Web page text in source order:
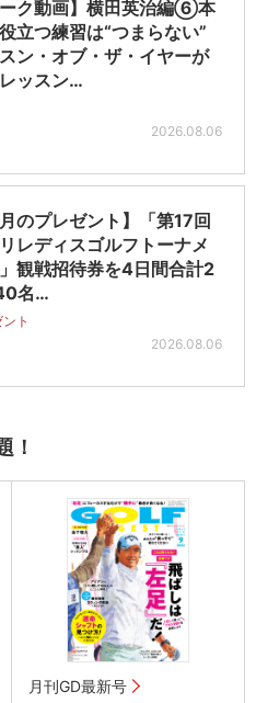
ーク動画】横田英治編⑥本
立つ練習は“つまらない”
ン・オブ・ザ・イヤーが
ッスン…
2026.08.06
月のプレゼント】「第17回
レディスゴルフトーナメ
観戦招待券を4日間合計2
名…
ト
2026.08.06
！
月刊GD最新号